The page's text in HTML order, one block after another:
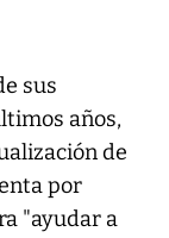
sus
años,
de
por
"ayudar a